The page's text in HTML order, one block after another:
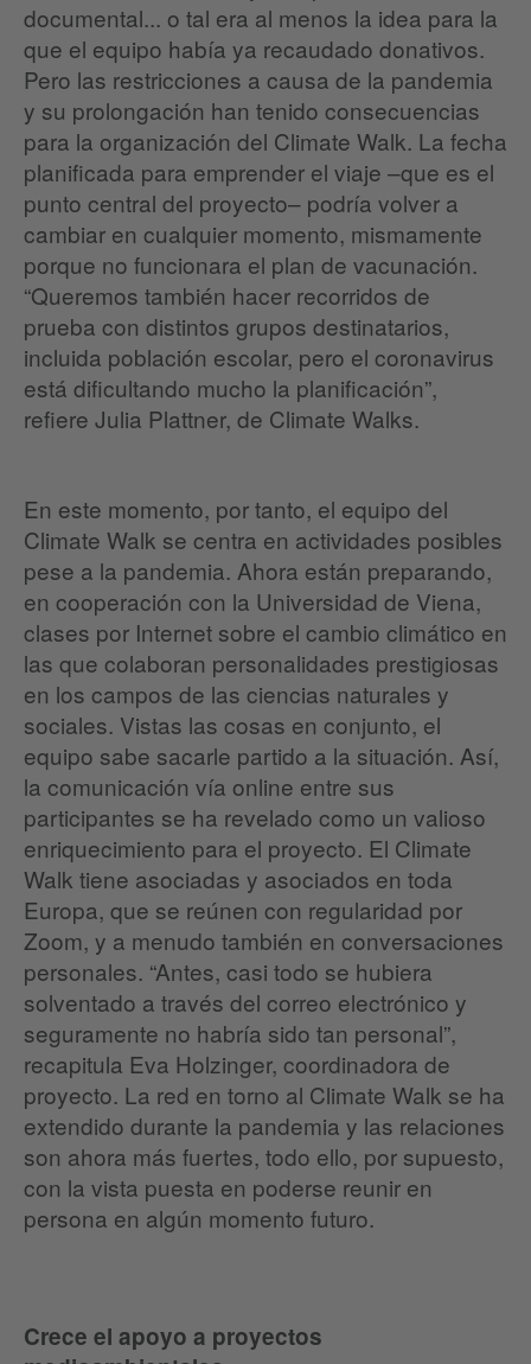
documental... o tal era al menos la idea para la
que el equipo había ya recaudado donativos.
Pero las restricciones a causa de la pandemia
y su prolongación han tenido consecuencias
para la organización del Climate Walk. La fecha
planificada para emprender el viaje –que es el
punto central del proyecto– podría volver a
cambiar en cualquier momento, mismamente
porque no funcionara el plan de vacunación.
“Queremos también hacer recorridos de
prueba con distintos grupos destinatarios,
incluida población escolar, pero el coronavirus
está dificultando mucho la planificación”,
refiere Julia Plattner, de Climate Walks.
En este momento, por tanto, el equipo del
Climate Walk se centra en actividades posibles
pese a la pandemia. Ahora están preparando,
en cooperación con la Universidad de Viena,
clases por Internet sobre el cambio climático en
las que colaboran personalidades prestigiosas
en los campos de las ciencias naturales y
sociales. Vistas las cosas en conjunto, el
equipo sabe sacarle partido a la situación. Así,
la comunicación vía online entre sus
participantes se ha revelado como un valioso
enriquecimiento para el proyecto. El Climate
Walk tiene asociadas y asociados en toda
Europa, que se reúnen con regularidad por
Zoom, y a menudo también en conversaciones
personales. “Antes, casi todo se hubiera
solventado a través del correo electrónico y
seguramente no habría sido tan personal”,
recapitula Eva Holzinger, coordinadora de
proyecto. La red en torno al Climate Walk se ha
extendido durante la pandemia y las relaciones
son ahora más fuertes, todo ello, por supuesto,
con la vista puesta en poderse reunir en
persona en algún momento futuro.
Crece el apoyo a proyectos